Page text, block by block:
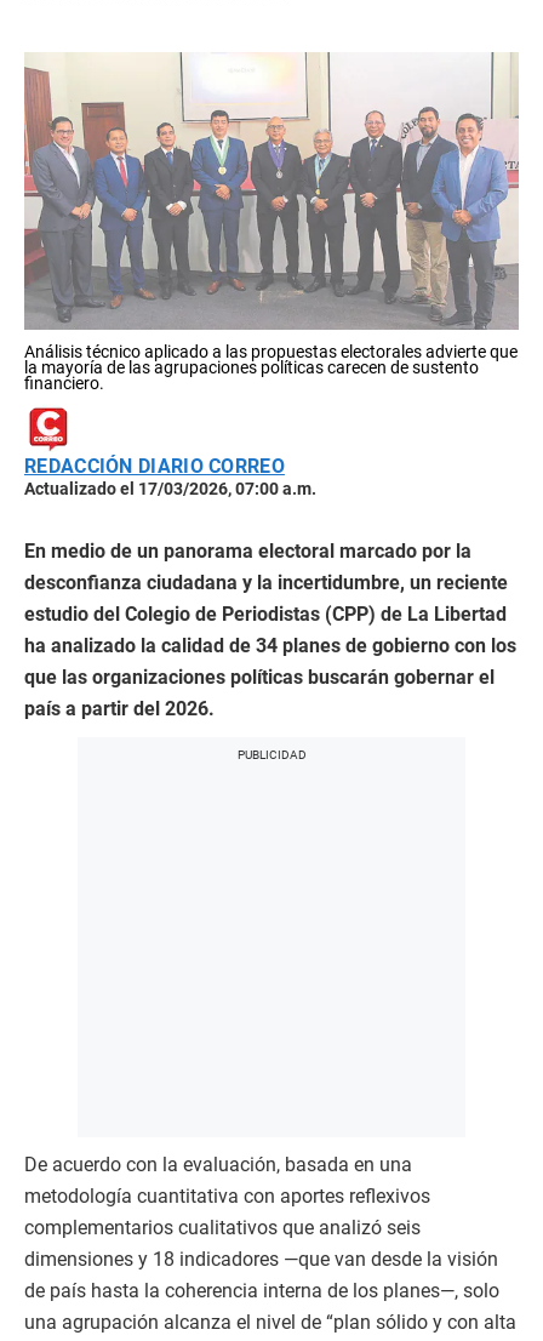
Análisis técnico aplicado a las propuestas electorales advierte que
la mayoría de las agrupaciones políticas carecen de sustento
financiero.
REDACCIÓN DIARIO CORREO
Actualizado el 17/03/2026, 07:00 a.m.
En medio de un panorama electoral marcado por la
desconfianza ciudadana y la incertidumbre, un reciente
estudio del Colegio de Periodistas (CPP) de La Libertad
ha analizado la calidad de 34 planes de gobierno con los
que las organizaciones políticas buscarán gobernar el
país a partir del 2026.
De acuerdo con la evaluación, basada en una
metodología cuantitativa con aportes reflexivos
complementarios cualitativos que analizó seis
dimensiones y 18 indicadores —que van desde la visión
de país hasta la coherencia interna de los planes—, solo
una agrupación alcanza el nivel de “plan sólido y con alta